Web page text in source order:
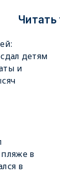
Читать
детям
и
в
в